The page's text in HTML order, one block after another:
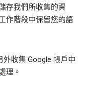
存我們所收集的資
作階段中保留您的語
收集 Google 帳戶中
理。